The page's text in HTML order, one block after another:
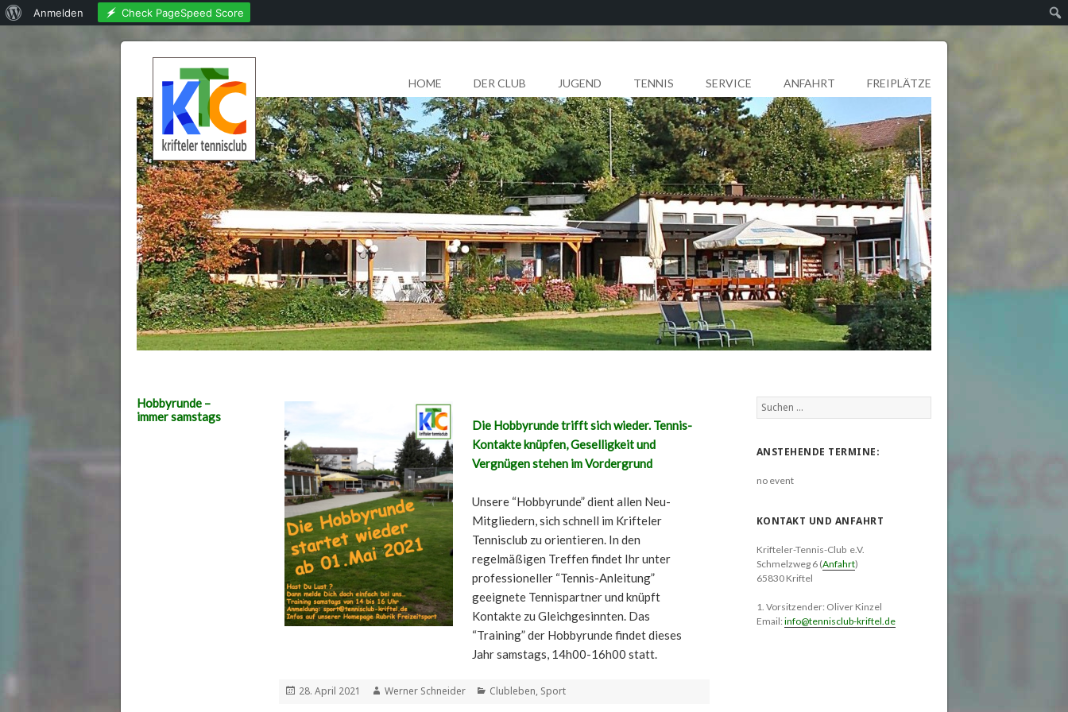
HOME DER CLUB JUGEND TENNIS SERVICE ANFAHRT FREIPLÄTZE
Hobbyrunde –
immer samstags
Suchen
nach:
ANSTEHENDE TERMINE:
no event
KONTAKT UND ANFAHRT
Krifteler-Tennis-Club e.V.
Schmelzweg 6 (Anfahrt)
65830 Kriftel
1. Vorsitzender: Oliver Kinzel
Email: info@tennisclub-kriftel.de
Die Hobbyrunde trifft sich wieder. Tennis-
Kontakte knüpfen, Geselligkeit und
Vergnügen stehen im Vordergrund
Unsere “Hobbyrunde” dient allen Neu-
Mitgliedern, sich schnell im Krifteler
Tennisclub zu orientieren. In den
regelmäßigen Treffen findet Ihr unter
professioneller “Tennis-Anleitung”
geeignete Tennispartner und knüpft
Kontakte zu Gleichgesinnten. Das
“Training” der Hobbyrunde findet dieses
Jahr samstags, 14h00-16h00 statt.
Veröffentlicht
28. April 2021 Autor
Werner Schneider Kategorien
Clubleben, Sport
Über
Anmelden Check PageSpeed Score